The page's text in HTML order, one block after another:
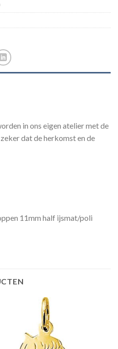
in ons eigen atelier met de
dat de herkomst en de
11mm half ijsmat/poli